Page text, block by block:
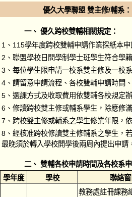
優久大學聯盟 雙主修/輔系
一、 優久跨校雙輔相關規定：
1、115學年度跨校雙輔申請作業採紙本
2、聯盟學校日間學制學士班學生符合學
3、每位學生限申請一校系雙主修及一校
4、請留意申請流程、各校雙輔申請時間
5、選課方式及收取費用依雙輔各校規定
6、修讀跨校雙主修或輔系學生，除應修
7、跨校雙主修或輔系之學生修業年限，
8、經核准跨校修讀雙主修輔系之學生，
最晚須於轉入學校開學後兩周內提出申
二、 雙輔各校申請時間及各校系
學年度
學校 聯絡窗
教務處註冊課務